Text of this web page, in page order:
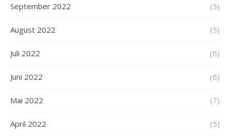
September 2022 (5)
August 2022 (5)
Juli 2022 (6)
Juni 2022 (6)
Mai 2022 (7)
April 2022 (5)